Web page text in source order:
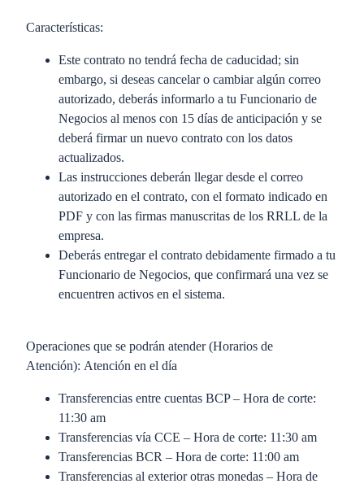
Características: ​
Este contrato no tendrá fecha de caducidad; sin
embargo, si deseas cancelar o cambiar algún correo
autorizado, deberás informarlo a tu Funcionario de
Negocios al menos con 15 días de anticipación y se
deberá firmar un nuevo contrato con los datos
actualizados.​
Las instrucciones deberán llegar desde el correo
autorizado en el contrato, con el formato indicado en
PDF y con las firmas manuscritas de los RRLL de la
empresa.​
Deberás entregar el contrato debidamente firmado a tu
Funcionario de Negocios, que confirmará una vez se
encuentren activos en el sistema.​
Operaciones que se podrán atender (Horarios de
Atención): Atención en el día​
Transferencias entre cuentas BCP – Hora de corte:
11:30 am ​
Transferencias vía CCE – Hora de corte: 11:30 am ​
Transferencias BCR – Hora de corte: 11:00 am ​
Transferencias al exterior otras monedas – Hora de